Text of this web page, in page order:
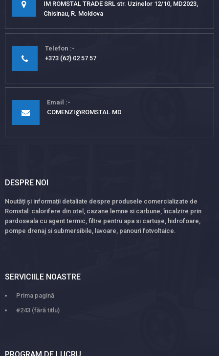
IM ROMSTAL TRADE SRL str. Uzinelor 12/10, MD2023,
Chisinau, R. Moldova
Telefon
+373 (62) 02 57 57
Email
COMENZI@ROMSTAL.MD
DESPRE NOI
Noutăți și informații detaliate despre produsele comercializate de
Romstal: calorifere din otel, cazane lemne si carbune, încalzire prin
pardoseala cu agent termic, filtre pentru apa si cartușe, hidrofoare,
pompe drenaj si submersibile, lavoare, panouri fotvoltaice.
SERVICIILE NOASTRE
Prima pagină
#243 (fără titlu)
PROGRAM DE LUCRU